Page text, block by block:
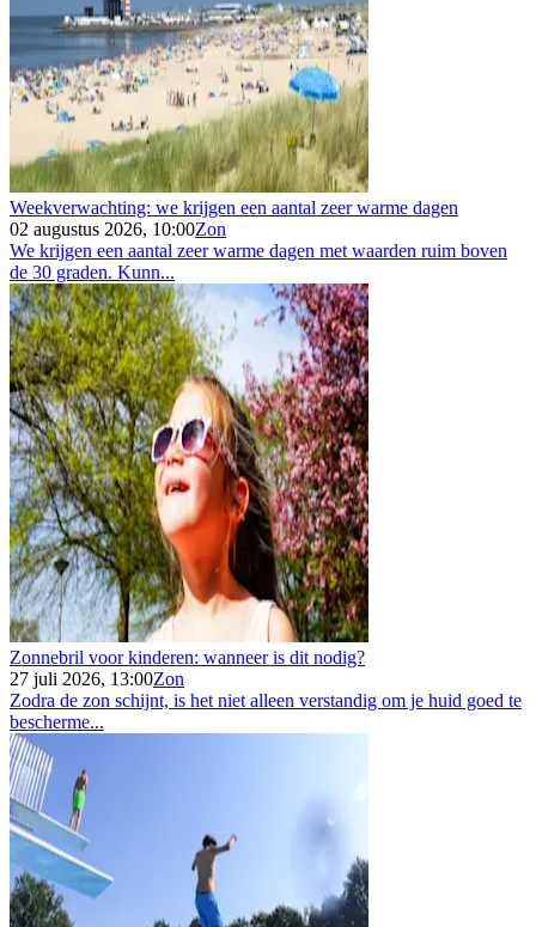
Weekverwachting: we krijgen een aantal zeer warme dagen
02 augustus 2026, 10:00Zon
We krijgen een aantal zeer warme dagen met waarden ruim boven
de 30 graden. Kunn...
Zonnebril voor kinderen: wanneer is dit nodig?
27 juli 2026, 13:00Zon
Zodra de zon schijnt, is het niet alleen verstandig om je huid goed te
bescherme...